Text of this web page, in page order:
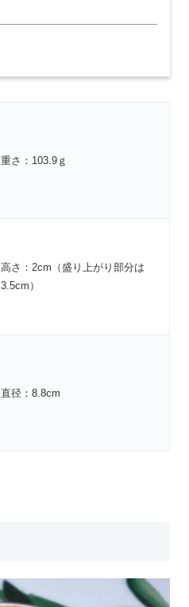
重さ：103.9ｇ
高さ：2cm（盛り上がり部分は
3.5cm）
直径：8.8cm